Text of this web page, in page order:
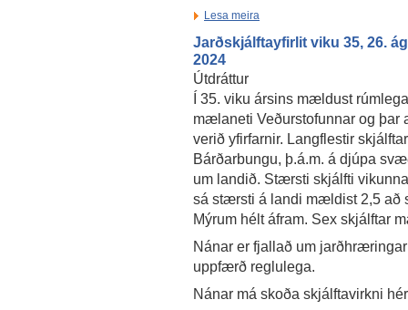
Lesa meira
Jarðskjálftayfirlit viku 35, 26.
2024
Útdráttur
Í 35. viku ársins mældust
mælaneti Veðurstofunnar og þar
verið yfirfarnir. Langflestir
Bárðarbungu, þ.á.m. á djúpa
um landið. Stærsti skjálfti
sá stærsti á landi mældist 2,5 að
Mýrum hélt áfram. Sex skjálftar
Nánar er fjallað um
uppfærð reglulega.
Nánar má skoða skjálftavirkni